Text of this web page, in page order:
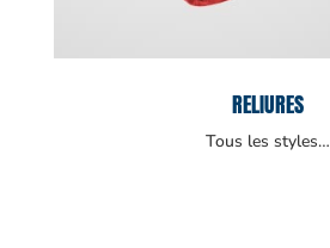
RELIURES
Tous les styles…